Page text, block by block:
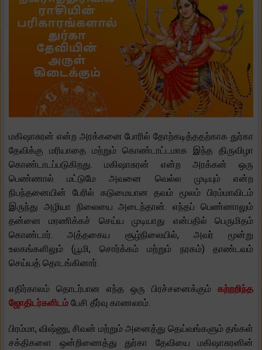
மகிஷாசுரன் என்ற அரக்கனை போரில் தோற்கடித்ததற்காக துர்கா
தேவிக்கு மரியாதை மற்றும் கொண்டாட்டமாக இந்த திருவிழா
கொண்டாடப்படுகிறது. மகிஷாசுரன் என்ற அரக்கன் ஒரு
பெண்ணால் மட்டுமே அவனை வெல்ல முடியும் என்ற
நிபந்தனையின் பேரில் கடுமையான தவம் மூலம் பிரம்மாவிடம்
இருந்து அழியா நிலையை அடைந்தான். எந்தப் பெண்ணாலும்
தன்னை மரணிக்கச் செய்ய முடியாது என்பதில் பெருமிதம்
கொண்டார். அத்தகைய சூழ்நிலையில், அவர் மூன்று
உலகங்களிலும் (பூமி, சொர்க்கம் மற்றும் நரகம்) தாண்டவம்
செய்யத் தொடங்கினார்.
எதிர்காலம் தொடர்பான எந்த ஒரு பிரச்சனைக்கும் கற்றறிந்த
ஜோதிடர்களிடம் பேசி தீர்வு காணலாம்.
பிரம்மா, விஷ்ணு, சிவன் மற்றும் அனைத்து தெய்வங்களும் தங்கள்
சக்திகளை ஒன்றிணைத்து துர்கா தேவியை மகிஷாசுரனின்